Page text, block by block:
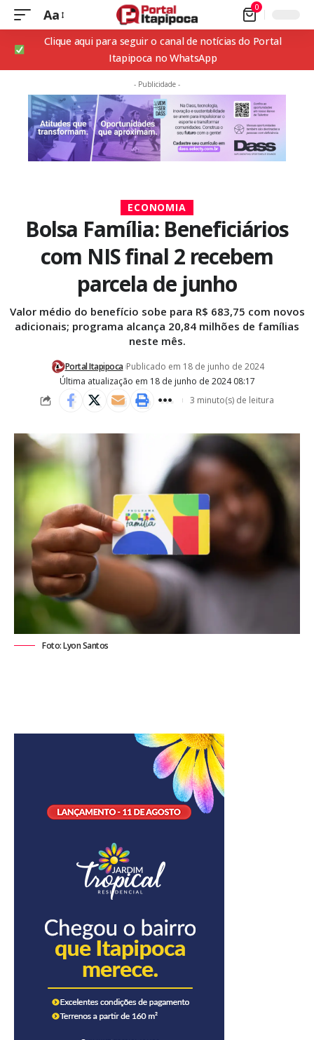
Aa 0
Clique aqui para seguir o canal de notícias do Portal
Itapipoca no WhatsApp
- Publicidade -
ECONOMIA
Bolsa Família: Beneficiários
com NIS final 2 recebem
parcela de junho
Valor médio do benefício sobe para R$ 683,75 com novos
adicionais; programa alcança 20,84 milhões de famílias
neste mês.
Última atualização em 18 de junho de 2024 08:17
Portal Itapipoca Publicado em 18 de junho de 2024
3 minuto(s) de leitura
Foto: Lyon Santos